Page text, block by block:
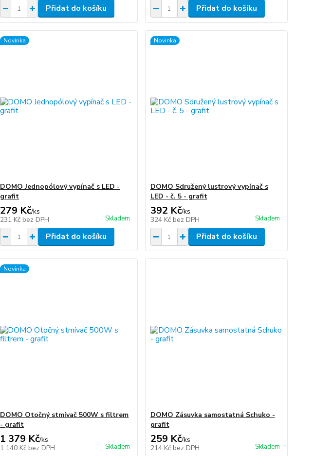
Přidat do košíku Přidat do košíku
Novinka
DOMO Jednopólový vypínač s LED -
grafit
279 Kč/ks
231 Kč bez DPH Skladem
Přidat do košíku
Novinka
DOMO Sdružený lustrový vypínač s
LED - č. 5 - grafit
392 Kč/ks
324 Kč bez DPH Skladem
Přidat do košíku
Novinka
DOMO Otočný stmívač 500W s filtrem
- grafit
1 379 Kč/ks
1 140 Kč bez DPH Skladem
DOMO Zásuvka samostatná Schuko -
grafit
259 Kč/ks
214 Kč bez DPH Skladem